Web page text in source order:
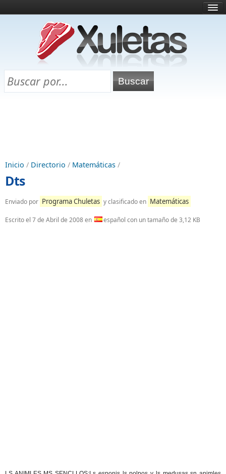
¿Qué es esto?
Directorio
Chuletas para exámenes
Inicio / Directorio / Matemáticas /
Dts
Enviado por Programa Chuletas y clasificado en Matemáticas
Escrito el 7 de Abril de 2008en español con un tamaño de 3,12 KB